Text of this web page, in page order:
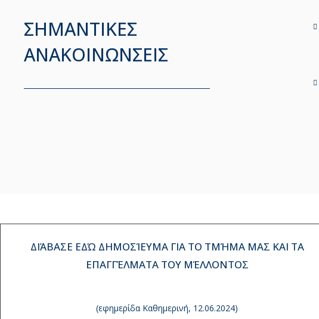
ΣΗΜΑΝΤΙΚΕΣ
ΑΝΑΚΟΙΝΩΝΣΕΙΣ
ΔΙΆΒΑΣΕ ΕΔΏ ΔΗΜΟΣΊΕΥΜΑ ΓΙΑ ΤΟ ΤΜΉΜΑ ΜΑΣ ΚΑΙ ΤΑ
ΕΠΑΓΓΈΛΜΑΤΑ ΤΟΥ ΜΈΛΛΟΝΤΟΣ
(εφημερίδα Καθημερινή, 12.06.2024)